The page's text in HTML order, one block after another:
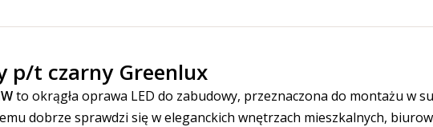
p/t czarny Greenlux
to okrągła oprawa LED do zabudowy, przeznaczona do montażu w
dobrze sprawdzi się w eleganckich wnętrzach mieszkalnych,